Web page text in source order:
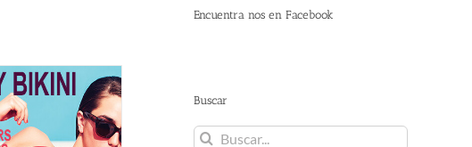
Encuentra nos en Facebook
Buscar
Buscar: